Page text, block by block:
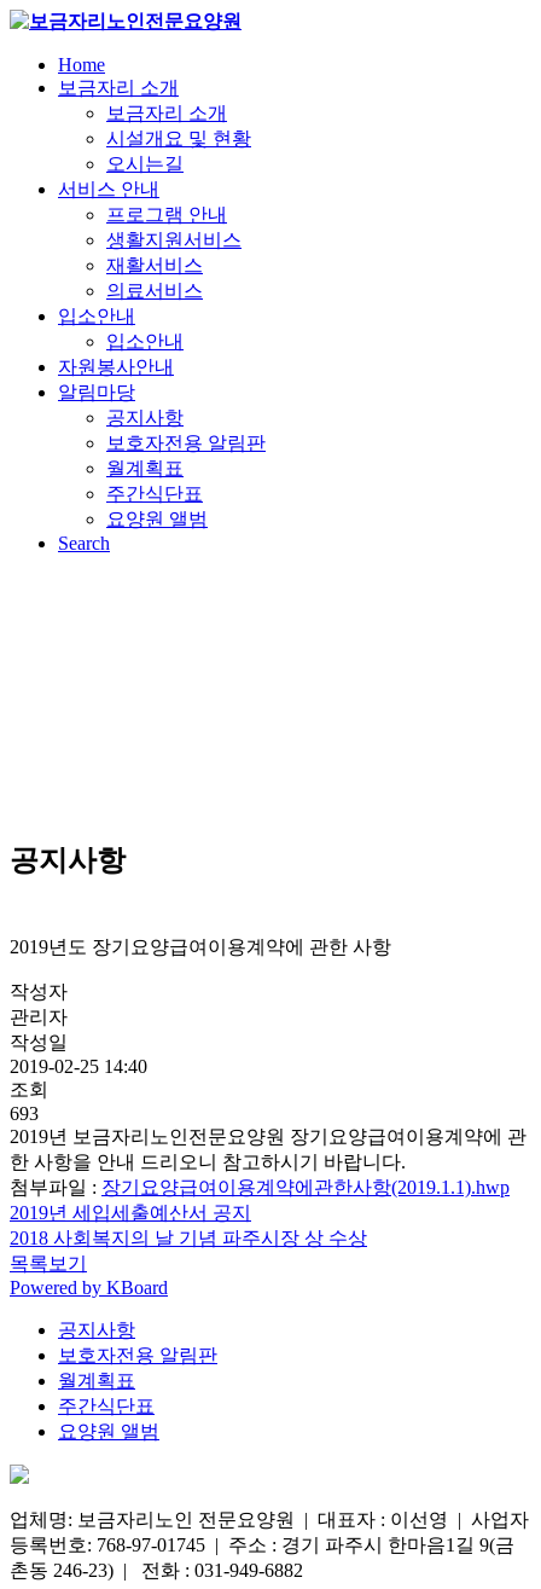
Home
보금자리 소개
보금자리 소개
시설개요 및 현황
오시는길
서비스 안내
프로그램 안내
생활지원서비스
재활서비스
의료서비스
입소안내
입소안내
자원봉사안내
알림마당
공지사항
보호자전용 알림판
월계획표
주간식단표
요양원 앨범
Search
공지사항
2019년도 장기요양급여이용계약에 관한 사항
작성자
관리자
작성일
2019-02-25 14:40
조회
693
2019년 보금자리노인전문요양원 장기요양급여이용계약에 관
한 사항을 안내 드리오니 참고하시기 바랍니다.
첨부파일 : 장기요양급여이용계약에관한사항(2019.1.1).hwp
2019년 세입세출예산서 공지
2018 사회복지의 날 기념 파주시장 상 수상
목록보기
Powered by KBoard
공지사항
보호자전용 알림판
월계획표
주간식단표
요양원 앨범
업체명: 보금자리노인 전문요양원 | 대표자 : 이선영 | 사업자
등록번호: 768-97-01745 | 주소 : 경기 파주시 한마음1길 9(금
촌동 246-23) | 전화 : 031-949-6882